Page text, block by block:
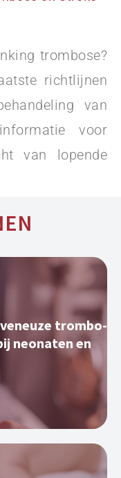
trombose?
richtlijnen
van
voor
van lopende
trombo-
neonaten en